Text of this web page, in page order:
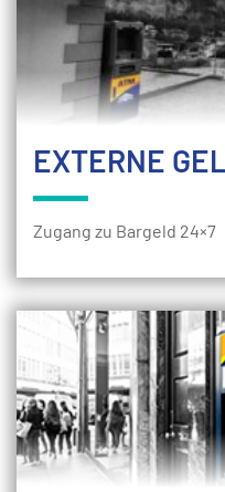
EXTERNE
Zugang zu Bargeld 24×7